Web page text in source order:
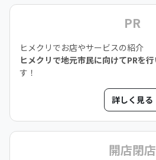
PR
ヒメクリでお店やサービスの紹介
ヒメクリで地元市民に向けてPRを
す！
詳しく見る
開店閉店